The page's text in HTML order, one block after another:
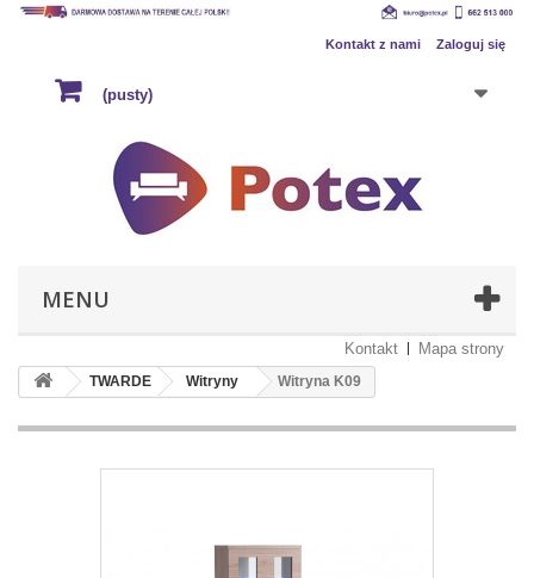
Zaloguj się
Kontakt z nami
(pusty)
MENU
Kontakt Mapa strony
TWARDE Witryny Witryna K09